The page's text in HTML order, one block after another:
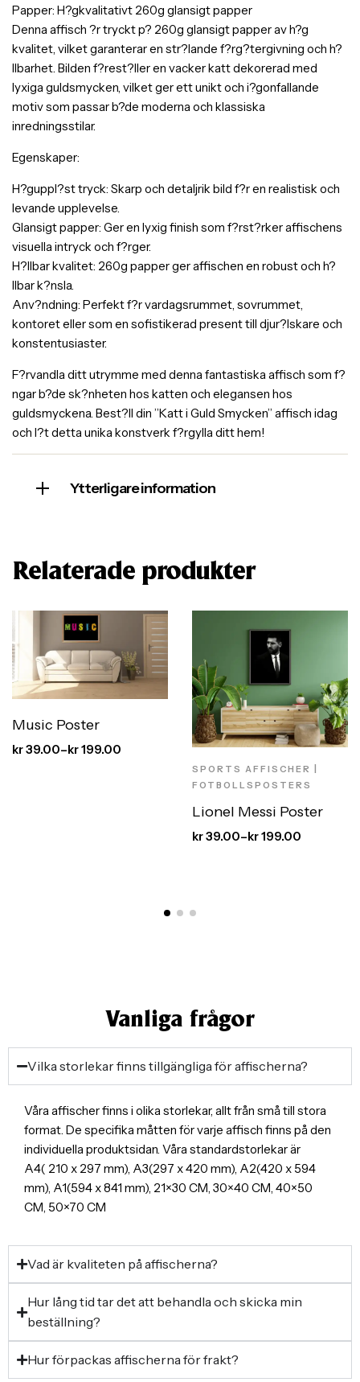
Papper: H?gkvalitativt 260g glansigt papper
Denna affisch ?r tryckt p? 260g glansigt papper av h?g
kvalitet, vilket garanterar en str?lande f?rg?tergivning och h?
llbarhet. Bilden f?rest?ller en vacker katt dekorerad med
lyxiga guldsmycken, vilket ger ett unikt och i?gonfallande
motiv som passar b?de moderna och klassiska
inredningsstilar.
Egenskaper:
H?guppl?st tryck: Skarp och detaljrik bild f?r en realistisk och
levande upplevelse.
Glansigt papper: Ger en lyxig finish som f?rst?rker affischens
visuella intryck och f?rger.
H?llbar kvalitet: 260g papper ger affischen en robust och h?
llbar k?nsla.
Anv?ndning: Perfekt f?r vardagsrummet, sovrummet,
kontoret eller som en sofistikerad present till djur?lskare och
konstentusiaster.
F?rvandla ditt utrymme med denna fantastiska affisch som f?
ngar b?de sk?nheten hos katten och elegansen hos
guldsmyckena. Best?ll din ”Katt i Guld Smycken” affisch idag
och l?t detta unika konstverk f?rgylla ditt hem!
Ytterligare information
Relaterade produkter
Music Poster
kr39.00–kr199.00
SPORTS AFFISCHER |
FOTBOLLSPOSTERS
Lionel Messi Poster
kr39.00–kr199.00
Vanliga frågor
Vilka storlekar finns tillgängliga för affischerna?
Våra affischer finns i olika storlekar, allt från små till stora
format. De specifika måtten för varje affisch finns på den
individuella produktsidan. Våra standardstorlekar är
A4( 210 x 297 mm), A3(297 x 420 mm), A2(420 x 594
mm), A1(594 x 841 mm), 21×30 CM, 30×40 CM, 40×50
CM, 50×70 CM
Vad är kvaliteten på affischerna?
Hur lång tid tar det att behandla och skicka min
beställning?
Hur förpackas affischerna för frakt?